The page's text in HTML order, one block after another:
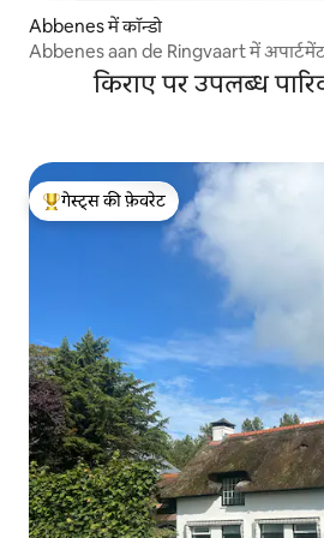
Abbenes में कॉन्डो
Abbenes aan de Ringvaart में
किराए पर उपलब्ध
गेस्ट्स का टॉप फ़ेवरेट
गेस्ट्स की फ़ेवरेट